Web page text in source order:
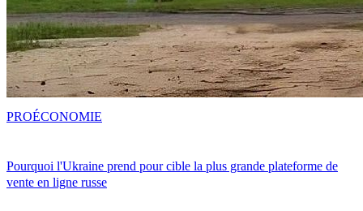
Pourquoi l'Ukraine prend pour cible la plus grande plateforme de
vente en ligne russe
PROÉCONOMIE